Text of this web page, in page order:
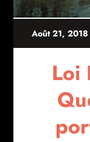
Août 21, 2018
Loi